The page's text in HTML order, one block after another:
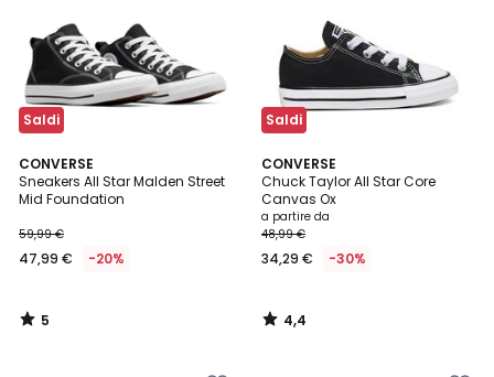
Saldi
CONVERSE
Sneakers All Star Malden Street
Mid Foundation
59,99 €
47,99 € -20%
5
/
5
5
/
Saldi
CONVERSE
Chuck Taylor All Star Core
Canvas Ox
a partire da
48,99 €
34,29 € -30%
4,4
/ 5
4,4
/